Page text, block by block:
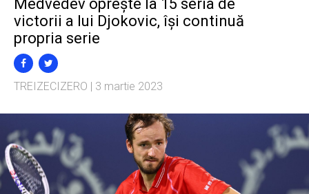
Medvedev oprește la 15 seria de
victorii a lui Djokovic, își continuă
propria serie
TREIZECIZERO | 3 martie 2023